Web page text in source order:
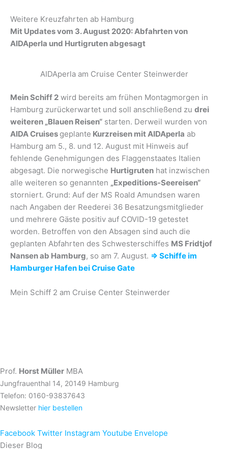
Weitere Kreuzfahrten ab Hamburg
Mit Updates vom 3. August 2020: Abfahrten von
AIDAperla und Hurtigruten abgesagt
AIDAperla am Cruise Center Steinwerder
Mein Schiff 2 wird bereits am frühen Montagmorgen in
Hamburg zurückerwartet und soll anschließend zu drei
weiteren „Blauen Reisen“ starten. Derweil wurden von
AIDA Cruises geplante Kurzreisen mit AIDAperla ab
Hamburg am 5., 8. und 12. August mit Hinweis auf
fehlende Genehmigungen des Flaggenstaates Italien
abgesagt. Die norwegische Hurtigruten hat inzwischen
alle weiteren so genannten „Expeditions-Seereisen“
storniert. Grund: Auf der MS Roald Amundsen waren
nach Angaben der Reederei 36 Besatzungsmitglieder
und mehrere Gäste positiv auf COVID-19 getestet
worden. Betroffen von den Absagen sind auch die
geplanten Abfahrten des Schwesterschiffes MS Fridtjof
Nansen ab Hamburg, so am 7. August. ⇒ Schiffe im
Hamburger Hafen bei Cruise Gate
Mein Schiff 2 am Cruise Center Steinwerder
Prof. Horst Müller MBA
Jungfrauenthal 14, 20149 Hamburg
Telefon: 0160-93837643
Newsletter hier bestellen
Facebook Twitter Instagram Youtube Envelope
Dieser Blog